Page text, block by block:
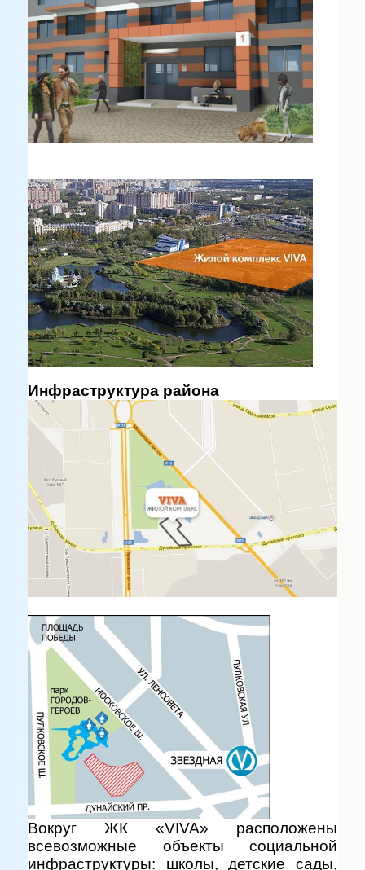
Инфраструктура района
Вокруг ЖК «VIVA» расположены
всевозможные объекты социальной
инфраструктуры: школы, детские сады,